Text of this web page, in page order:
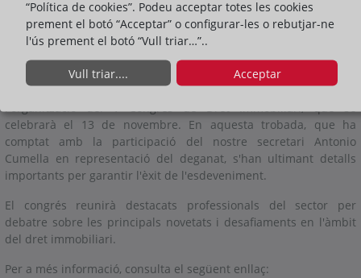
Avui ha tingut lloc la segona reunió de treball per a
l'organització del V Congrés de Dret Immobiliari, que se
celebrarà el 13 de novembre. En aquesta trobada, que ha
comptat amb la participació del nostre secretari Antonio
Cumella en representació del deganat, s'han ultimant detalls
importants per garantir l'èxit de l'esdeveniment.
El congrés reunirà destacats professionals del sector per
debatre sobre les principals novetats i desafiaments en l'àmbit
del dret immobiliari.
Per a més informació, consulta el següent enllaç:
“Política de cookies”. Podeu acceptar totes les cookies
prement el botó “Acceptar” o configurar-les o rebutjar-ne
l'ús prement el botó “Vull triar…”..
Vull triar.... Acceptar